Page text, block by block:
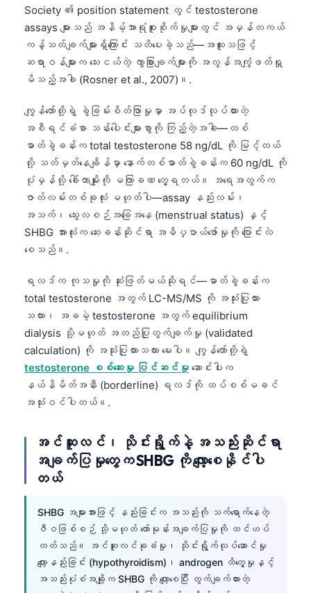
Society ၏ position statement တွင် testosterone
assays များသည် အနိမ့်အာရုံစူးစိုက်မှုများတွင် အမှန်တကယ်
ကန့်သတ်ချက်များရှိကြောင်း သတိပေးခဲ့သည်—အထူးသဖြင့်
ဆရာဝန်များက သေးငယ်တဲ့ ကွာခြားချက်များကို အလွန်အကျွံဖတ်ရှု
မိသည့်အခါ (Rosner et al., 2007)။.
ကျွန်တော်တို့ရဲ့ ခွဲခြမ်းစိတ်ဖြာမှုမှာ အပ်လုဒ်လုပ်ထားတဲ့
အစီရင်ခံစာ သန်းပေါင်းများစွာကို ကြည့်တဲ့အခါ—တစ်
ဓာတ်ခွဲခန်းက total testosterone 58 ng/dL ကို မြင့်တယ်
လို့ သတ်မှတ်နေချိန်မှာ နောက်တစ်ဓာတ်ခွဲခန်းက 60 ng/dL ကို
ပုံမှန်လို့ ခေါ်တာမျိုးကို မကြာခဏ တွေ့ရတယ်။ အရေအတွက်က
ဇာတ်လမ်းတစ်ခုလုံး မဟုတ်ပါ—assay နည်းလမ်း၊
အသက်၊ သွေးလစဉ်အခြေအနေ (menstrual status) နှင့်
SHBG အားလုံးက ဆေးခန်းဆိုင်ရာ အဓိပ္ပာယ်ဖော်မှုကို ပြောင်းလဲ
စေသည်။.
ရလဒ်က ကုသမှုကို ဆုံးဖြတ်မယ်ဆိုရင်—ဓာတ်ခွဲခန်းက
total testosterone အတွက် LC-MS/MS ကို အသုံးပြုထား
သလား၊ အခမဲ့ testosterone အတွက် equilibrium
dialysis သို့မဟုတ် အတည်ပြုတွက်ချက်မှု (validated
calculation) ကို အသုံးပြုထားသလား မေးပါ။ ကျွန်တော်တို့ရဲ့
testosterone စစ်ဆေးမှု ပြင်ဆင်မှု ဆောင်းပါးက
နယ်နိမိတ်အနီး (borderline) ရလဒ်ကို ထပ်စစ်မခင်
အသုံးဝင်ပါတယ်။.
အင်ဆူလင်၊ သိုင်းရွိုက်နဲ့ အသည်းဆိုင်ရာ
အချက်ပြမှုတွေက SHBG ကို လျော့စေနိုင်ပါ
တယ်
SHBG အများအားဖြင့် နည်းခြင်းက အသည်းကို သက်ရောက်နေတဲ့
ဇီဝဖြစ်စဉ် သို့မဟုတ် ဟော်မုန်းအချက်ပြမှုကို ထင်ဟပ်
တတ်သည်။ အင်ဆူလင်ခုခံမှု၊ သိုင်းရွိုက်လုပ်ဆောင်မှု
လျော့နည်းခြင်း (hypothyroidism)၊ androgen ထိတွေ့မှုနှင့်
အသည်းပုံစံအချို့က SHBG ကို လျော့စေပြီး တွက်ချက်ထားတဲ့